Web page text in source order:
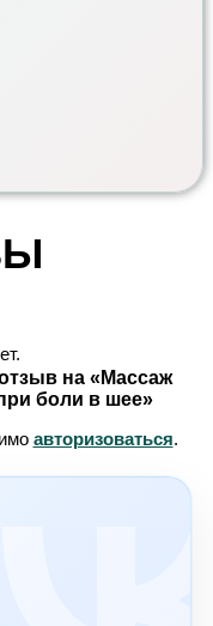
на «Массаж
боли в шее»
авторизоваться.